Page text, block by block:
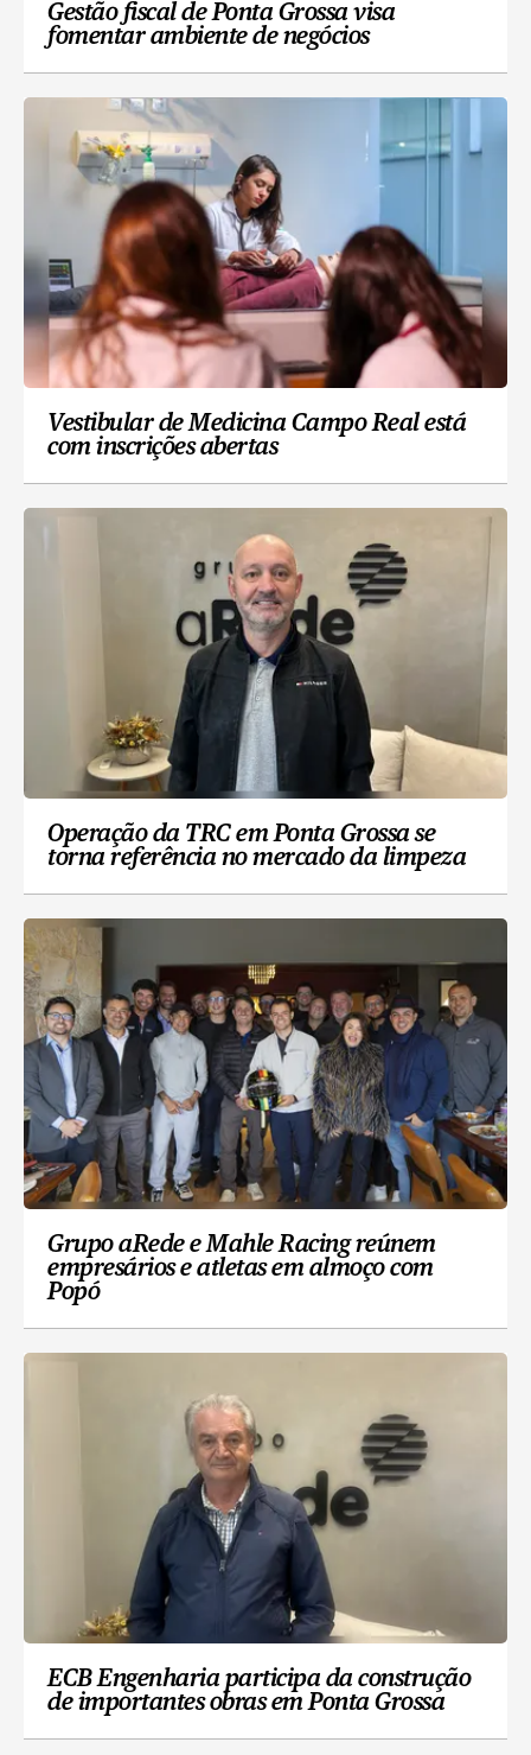
Gestão fiscal de Ponta Grossa visa
fomentar ambiente de negócios
Vestibular de Medicina Campo Real está
com inscrições abertas
Operação da TRC em Ponta Grossa se
torna referência no mercado da limpeza
Grupo aRede e Mahle Racing reúnem
empresários e atletas em almoço com
Popó
ECB Engenharia participa da construção
de importantes obras em Ponta Grossa